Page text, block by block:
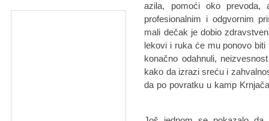
azila, pomoći oko prevoda,
profesionalnim i odgvornim
mali dečak je dobio
lekovi i ruka će mu ponovo
konačno odahnuli,
kako da izrazi sreću i
da po povratku u kamp